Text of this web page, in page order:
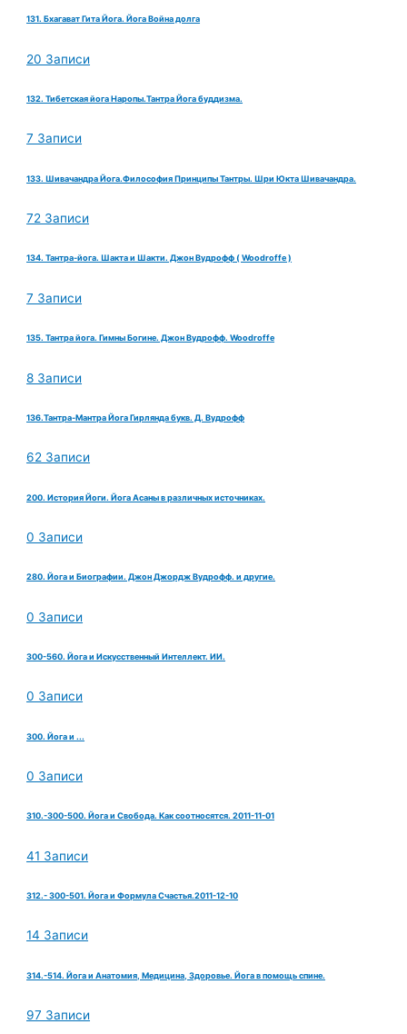
131. Бхагават Гита Йога. Йога Война долга
20 Записи
132. Тибетская йога Наропы.Тантра Йога буддизма.
7 Записи
133. Шивачандра Йога.Философия Принципы Тантры. Шри Юкта Шивачандра.
72 Записи
134. Тантра-йога. Шакта и Шакти. Джон Вудрофф ( Woodroffe )
7 Записи
135. Тантра йога. Гимны Богине. Джон Вудрофф. Woodroffe
8 Записи
136.Тантра-Мантра Йога Гирлянда букв. Д. Вудрофф
62 Записи
200. История Йоги. Йога Асаны в различных источниках.
0 Записи
280. Йога и Биографии. Джон Джордж Вудрофф. и другие.
0 Записи
300-560. Йога и Искусственный Интеллект. ИИ.
0 Записи
300. Йога и ...
0 Записи
310.-300-500. Йога и Свобода. Как соотносятся. 2011-11-01
41 Записи
312.- 300-501. Йога и Формула Счастья.2011-12-10
14 Записи
314.-514. Йога и Анатомия, Медицина, Здоровье. Йога в помощь спине.
97 Записи